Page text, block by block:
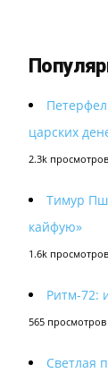
царских
2.3k просмотров
Тимур
кайфую»
1.6k просмотров
Ритм-72:
565 просмотров
Светлая